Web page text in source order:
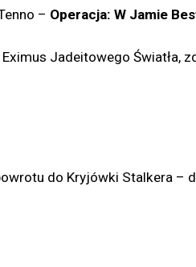
– Operacja: W Jamie
Jadeitowego Światła,
do Kryjówki Stalkera –